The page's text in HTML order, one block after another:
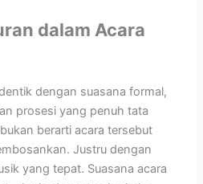
dalam Acara
dengan suasana formal,
prosesi yang penuh tata
berarti acara tersebut
Justru dengan
yang tepat. Suasana acara